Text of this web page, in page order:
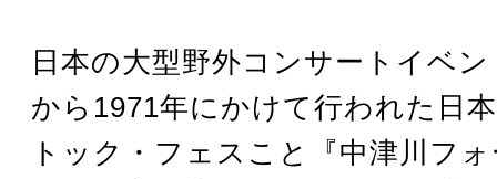
日本の大型野外コンサートイベ
から1971年にかけて行われた日
トック・フェスこと『中津川フ